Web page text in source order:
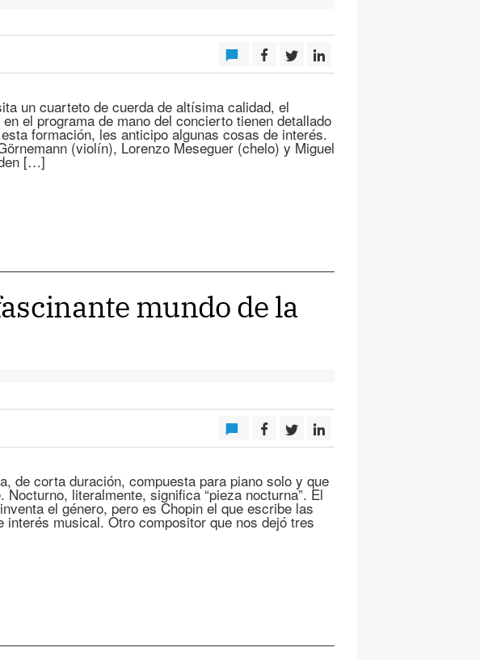
un cuarteto de cuerda de altísima calidad, el
el programa de mano del concierto tienen detallado
formación, les anticipo algunas cosas de interés.
(violín), Lorenzo Meseguer (chelo) y Miguel
[…]
mundo de la
de corta duración, compuesta para piano solo y que
literalmente, significa “pieza nocturna”. El
el género, pero es Chopin el que escribe las
interés musical. Otro compositor que nos dejó tres